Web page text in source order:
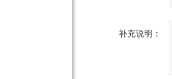
补充说明：